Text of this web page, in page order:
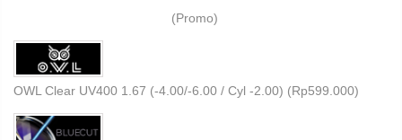
(Promo)
OWL Clear UV400 1.67 (-4.00/-6.00 / Cyl -2.00) (Rp599.000)